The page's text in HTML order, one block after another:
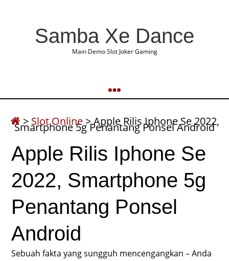
Samba Xe Dance
Main Demo Slot Joker Gaming
> Slot Online>Apple Rilis Iphone Se 2022,
Smartphone 5g Penantang Ponsel Android
Apple Rilis Iphone Se
2022, Smartphone 5g
Penantang Ponsel
Android
Sebuah fakta yang sungguh mencengangkan – Anda